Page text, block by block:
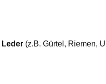
Leder (z.B. Gürtel, Riemen,